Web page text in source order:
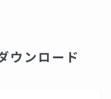
ウンロード